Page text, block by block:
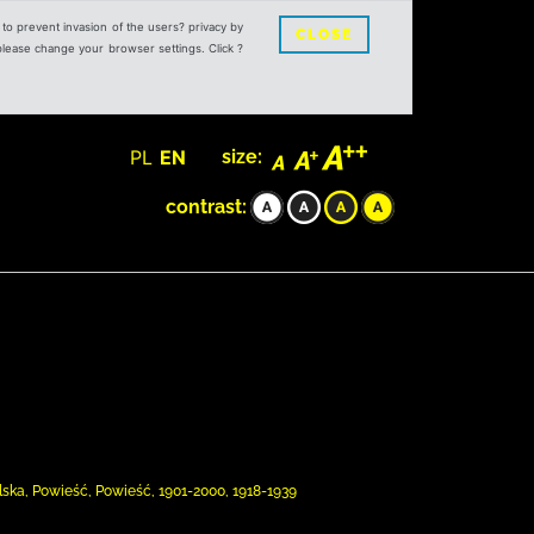
prevent invasion of the users? privacy by
change your browser settings. Click ?
CLOSE
PL EN size:
contrast:
Powieść, Powieść, 1901-2000, 1918-1939